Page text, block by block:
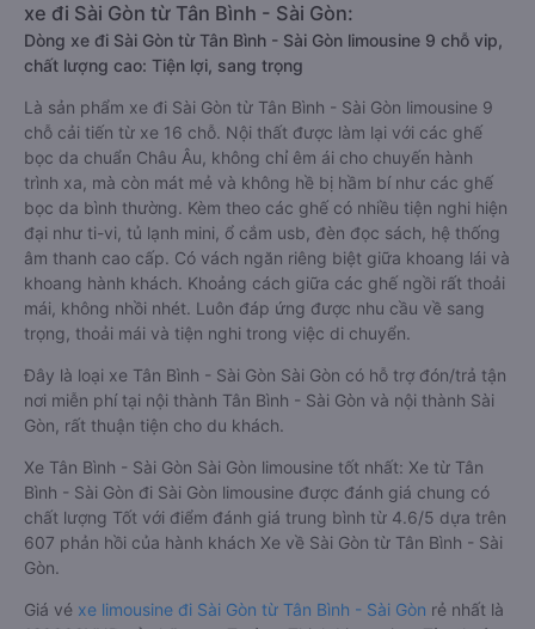
xe đi Sài Gòn từ Tân Bình - Sài Gòn:
Dòng xe đi Sài Gòn từ Tân Bình - Sài Gòn limousine 9 chỗ vip,
chất lượng cao: Tiện lợi, sang trọng
Là sản phẩm xe đi Sài Gòn từ Tân Bình - Sài Gòn limousine 9
chỗ cải tiến từ xe 16 chỗ. Nội thất được làm lại với các ghế
bọc da chuẩn Châu Âu, không chỉ êm ái cho chuyến hành
trình xa, mà còn mát mẻ và không hề bị hầm bí như các ghế
bọc da bình thường. Kèm theo các ghế có nhiều tiện nghi hiện
đại như ti-vi, tủ lạnh mini, ổ cắm usb, đèn đọc sách, hệ thống
âm thanh cao cấp. Có vách ngăn riêng biệt giữa khoang lái và
khoang hành khách. Khoảng cách giữa các ghế ngồi rất thoải
mái, không nhồi nhét. Luôn đáp ứng được nhu cầu về sang
trọng, thoải mái và tiện nghi trong việc di chuyển.
Đây là loại xe Tân Bình - Sài Gòn Sài Gòn có hỗ trợ đón/trả tận
nơi miễn phí tại nội thành Tân Bình - Sài Gòn và nội thành Sài
Gòn, rất thuận tiện cho du khách.
Xe Tân Bình - Sài Gòn Sài Gòn limousine tốt nhất: Xe từ Tân
Bình - Sài Gòn đi Sài Gòn limousine được đánh giá chung có
chất lượng Tốt với điểm đánh giá trung bình từ 4.6/5 dựa trên
607 phản hồi của hành khách Xe về Sài Gòn từ Tân Bình - Sài
Gòn.
Giá vé xe limousine đi Sài Gòn từ Tân Bình - Sài Gòn rẻ nhất là